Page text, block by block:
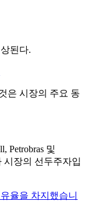
된다.
은 시장의 주요 동
Petrobras 및
시장의 선두주자입
율을 차지했습니